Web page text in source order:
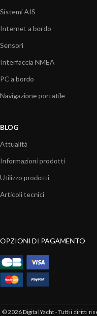
Sistemi AIS
Internet a bordo
Sensori
Interfaccia NMEA
PC a bordo
Navigazione portatile
BLOG
Attualità
Informazioni prodotti
Utilizzo prodotti
Articoli tecnici
OPZIONI DI PAGAMENTO
© 2026 Digital Yacht - Tutti i diritti